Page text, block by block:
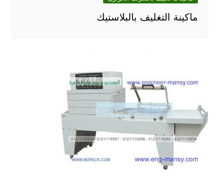
ماكينة التغليف بالبلاستيك